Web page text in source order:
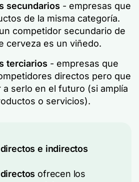
secundarios - empresas que
de la misma categoría.
competidor secundario de
cerveza es un viñedo.
terciarios - empresas que
directos pero que
a serlo en el futuro (si amplía
o servicios).
e indirectos
ofrecen los